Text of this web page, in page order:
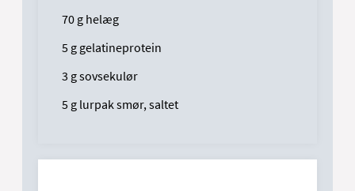
70 g helæg
5 g gelatineprotein
3 g sovsekulør
5 g lurpak smør, saltet